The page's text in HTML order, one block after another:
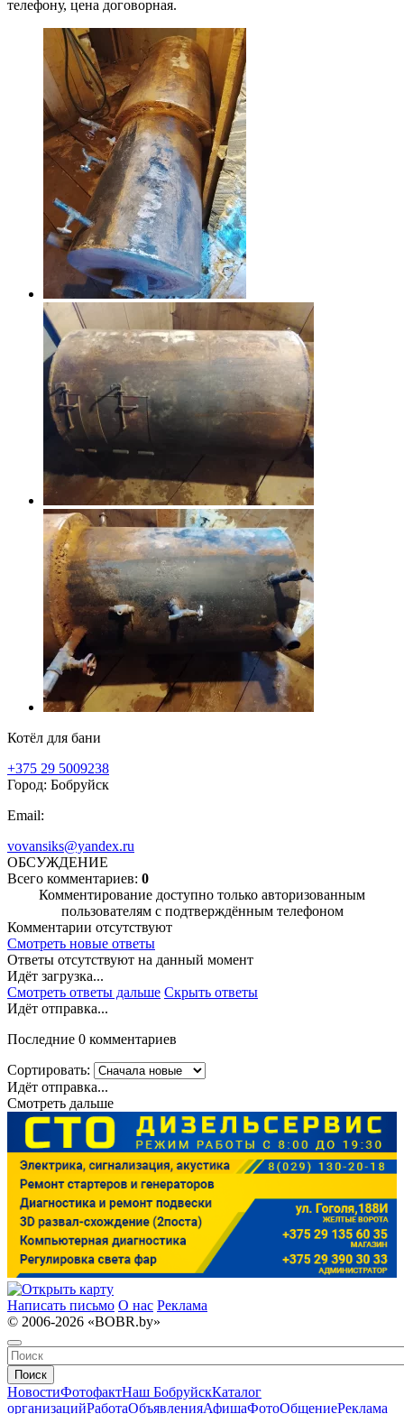
телефону, цена договорная.
Котёл для бани
+375 29 5009238
Город: Бобруйск
Email:
vovansiks@yandex.ru
ОБСУЖДЕНИЕ
Всего комментариев: 0
Комментирование доступно только авторизованным
пользователям с подтверждённым телефоном
Комментарии отсутствуют
Смотреть новые ответы
Ответы отсутствуют на данный момент
Идёт загрузка...
Смотреть ответы дальше Скрыть ответы
Идёт отправка...
Последние 0 комментариев
Сортировать:
Идёт отправка...
Смотреть дальше
Написать письмо О нас Реклама
© 2006-2026 «BOBR.by»
Поиск
НовостиФотофактНаш БобруйскКаталог
организацийРаботаОбъявленияАфишаФотоОбщениеРеклама